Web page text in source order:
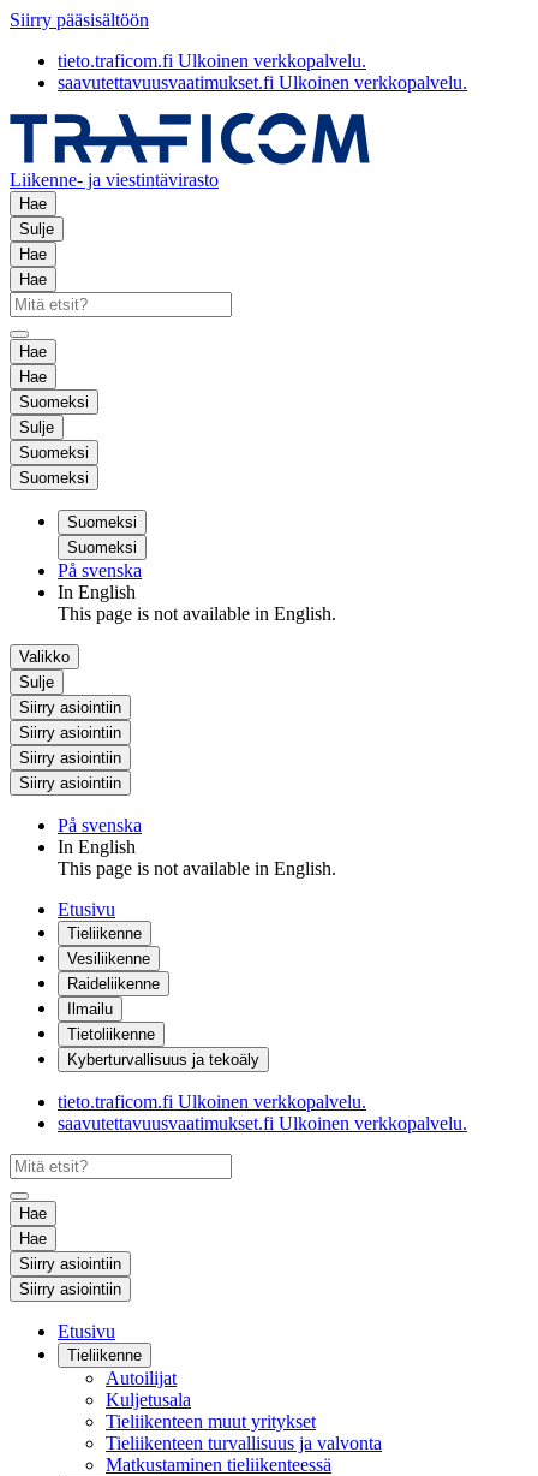
Siirry pääsisältöön
tieto.traficom.fi Ulkoinen verkkopalvelu.
saavutettavuusvaatimukset.fi Ulkoinen verkkopalvelu.
Liikenne- ja viestintävirasto
Hae
Sulje
Hae
Hae
Hae
Hae
Suomeksi
Sulje
Suomeksi
Suomeksi
Suomeksi
Suomeksi
På svenska
In English
This page is not available in English.
Valikko
Sulje
Siirry asiointiin
Siirry asiointiin
Siirry asiointiin
Siirry asiointiin
På svenska
In English
This page is not available in English.
Etusivu
Tieliikenne
Vesiliikenne
Raideliikenne
Ilmailu
Tietoliikenne
Kyberturvallisuus ja tekoäly
tieto.traficom.fi Ulkoinen verkkopalvelu.
saavutettavuusvaatimukset.fi Ulkoinen verkkopalvelu.
Hae
Hae
Siirry asiointiin
Siirry asiointiin
Etusivu
Tieliikenne
Autoilijat
Kuljetusala
Tieliikenteen muut yritykset
Tieliikenteen turvallisuus ja valvonta
Matkustaminen tieliikenteessä